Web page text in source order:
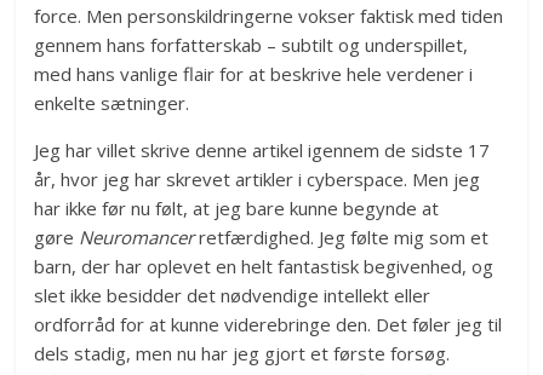
force. Men personskildringerne vokser faktisk med tiden
gennem hans forfatterskab – subtilt og underspillet,
med hans vanlige flair for at beskrive hele verdener i
enkelte sætninger.
Jeg har villet skrive denne artikel igennem de sidste 17
år, hvor jeg har skrevet artikler i cyberspace. Men jeg
har ikke før nu følt, at jeg bare kunne begynde at
gøre Neuromancerretfærdighed. Jeg følte mig som et
barn, der har oplevet en helt fantastisk begivenhed, og
slet ikke besidder det nødvendige intellekt eller
ordforråd for at kunne viderebringe den. Det føler jeg til
dels stadig, men nu har jeg gjort et første forsøg.